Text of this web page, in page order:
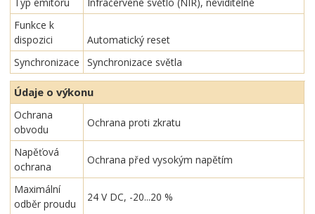
Funkce k
dispozici
Automatický reset
Synchronizace
Synchronizace světla
Údaje o výkonu
Ochrana
obvodu
Ochrana proti zkratu
Napěťová
ochrana
Ochrana před vysokým napětím
Maximální
odběr proudu
24 V DC, -20...20 %